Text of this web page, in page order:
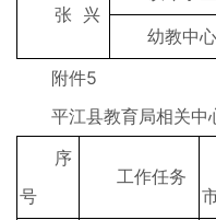
张 兴
幼教中心
附件5
平江县教育局相关中
序
号
工作任务